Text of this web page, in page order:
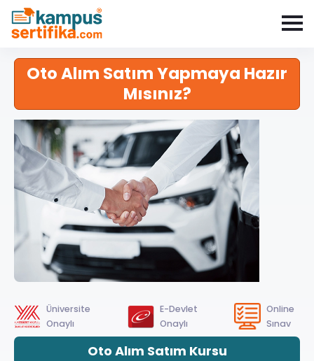
Oto Alım Satım Yapmaya Hazır
Mısınız?
Üniversite
Onaylı
E-Devlet
Onaylı
Online
Sınav
Oto Alım Satım Kursu